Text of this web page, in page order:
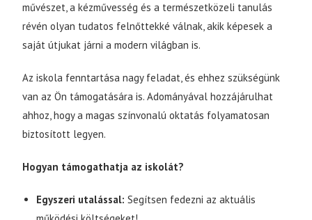
művészet, a kézművesség és a természetközeli tanulás
révén olyan tudatos felnőttekké válnak, akik képesek a
saját útjukat járni a modern világban is.
Az iskola fenntartása nagy feladat, és ehhez szükségünk
van az Ön támogatására is. Adományával hozzájárulhat
ahhoz, hogy a magas színvonalú oktatás folyamatosan
biztosított legyen.
Hogyan támogathatja az iskolát?
Egyszeri utalással: Segítsen fedezni az aktuális